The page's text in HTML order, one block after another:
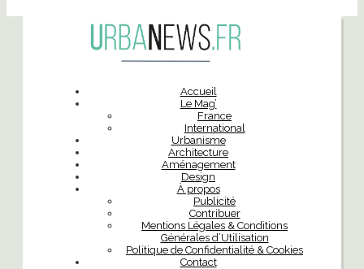
Accueil
Le Mag’
France
International
Urbanisme
Architecture
Aménagement
Design
À propos
Publicité
Contribuer
Mentions Légales & Conditions
Générales d’Utilisation
Politique de Confidentialité & Cookies
Contact